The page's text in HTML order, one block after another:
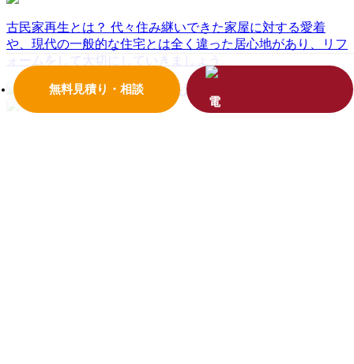
無料見積り・相談
古民家再生とは？ 代々住み継いできた家屋に対する愛着
や、現代の一般的な住宅とは全く違った居心地があり、リフ
ォームをして大切にしていきましょう。